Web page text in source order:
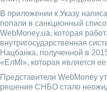
В приложении к Указу
попали в санкционный
WebMoney.ua, которая
внутригосударственная
Нацбанка, полученной в
«ЕлМІ», которая является
Представители WebMoney
решение СНБО стало